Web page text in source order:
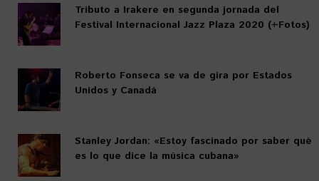
Tributo a Irakere en segunda jornada del
Festival Internacional Jazz Plaza 2020 (+Fotos)
Roberto Fonseca se va de gira por Estados
Unidos y Canadá
Stanley Jordan: «Estoy fascinado por saber qué
es lo que dice la música cubana»